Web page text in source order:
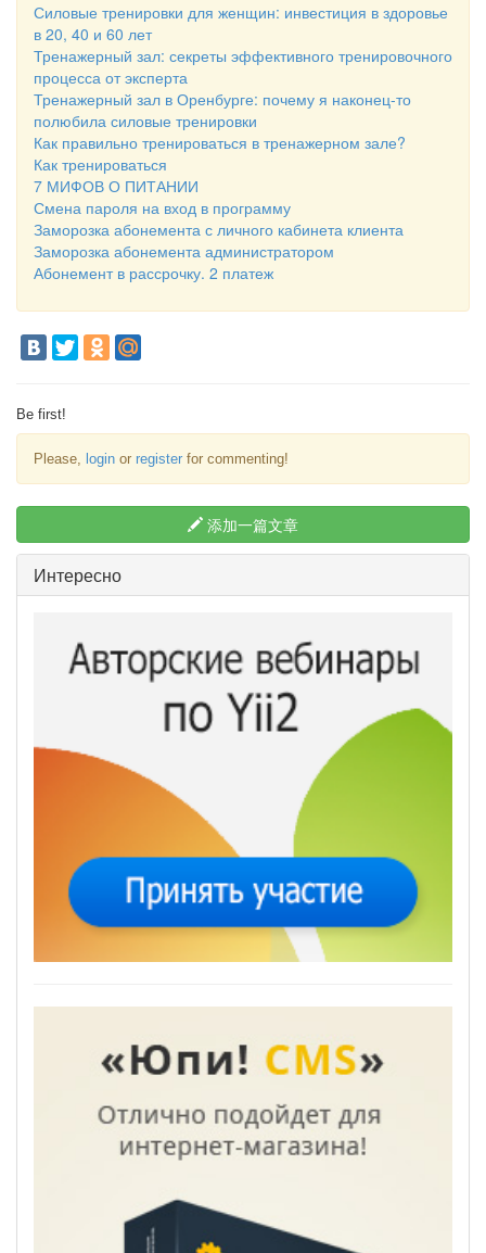
Силовые тренировки для женщин: инвестиция в здоровье
в 20, 40 и 60 лет
Тренажерный зал: секреты эффективного тренировочного
процесса от эксперта
Тренажерный зал в Оренбурге: почему я наконец-то
полюбила силовые тренировки
Как правильно тренироваться в тренажерном зале?
Как тренироваться
7 МИФОВ О ПИТАНИИ
Смена пароля на вход в программу
Заморозка абонемента с личного кабинета клиента
Заморозка абонемента администратором
Абонемент в рассрочку. 2 платеж
Be first!
Please, login or register for commenting!
添加一篇文章
Интересно